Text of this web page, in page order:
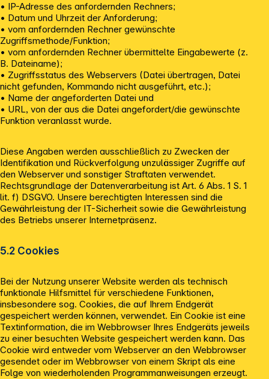
• IP-Adresse des anfordernden Rechners;
• Datum und Uhrzeit der Anforderung;
• vom anfordernden Rechner gewünschte
Zugriffsmethode/Funktion;
• vom anfordernden Rechner übermittelte Eingabewerte (z.
B. Dateiname);
• Zugriffsstatus des Webservers (Datei übertragen, Datei
nicht gefunden, Kommando nicht ausgeführt, etc.);
• Name der angeforderten Datei und
• URL, von der aus die Datei angefordert/die gewünschte
Funktion veranlasst wurde.
Diese Angaben werden ausschließlich zu Zwecken der
Identifikation und Rückverfolgung unzulässiger Zugriffe auf
den Webserver und sonstiger Straftaten verwendet.
Rechtsgrundlage der Datenverarbeitung ist Art. 6 Abs. 1 S. 1
lit. f) DSGVO. Unsere berechtigten Interessen sind die
Gewährleistung der IT-Sicherheit sowie die Gewährleistung
des Betriebs unserer Internetpräsenz.
5.2 Cookies
Bei der Nutzung unserer Website werden als technisch
funktionale Hilfsmittel für verschiedene Funktionen,
insbesondere sog. Cookies, die auf Ihrem Endgerät
gespeichert werden können, verwendet. Ein Cookie ist eine
Textinformation, die im Webbrowser Ihres Endgeräts jeweils
zu einer besuchten Website gespeichert werden kann. Das
Cookie wird entweder vom Webserver an den Webbrowser
gesendet oder im Webbrowser von einem Skript als eine
Folge von wiederholenden Programmanweisungen erzeugt.